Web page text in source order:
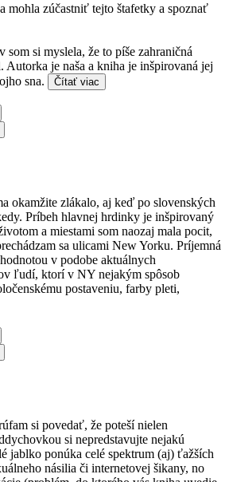
mohla zúčastniť tejto štafetky a spoznať
si myslela, že to píše zahraničná
je naša a kniha je inšpirovaná jej
sna.
Čítať viac
okamžite zlákalo, aj keď po slovenských
Príbeh hlavnej hrdinky je inšpirovaný
a miestami som naozaj mala pocit,
sa ulicami New Yorku. Príjemná
v podobe aktuálnych
ľudí, ktorí v NY nejakým spôsob
postaveniu, farby pleti,
si povedať, že poteší nielen
si nepredstavujte nejakú
jablko ponúka celé spektrum (aj) ťažších
násilia či internetovej šikany, no